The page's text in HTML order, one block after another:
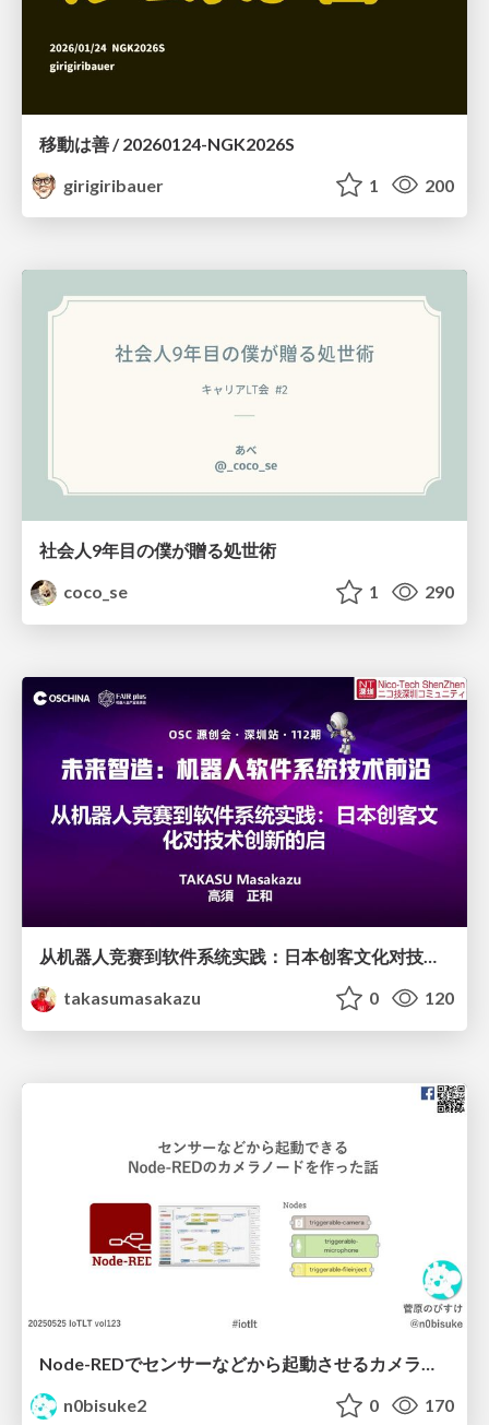
移動は善 / 20260124-NGK2026S
girigiribauer
1 200
社会人9年目の僕が贈る処世術
coco_se
1 290
从机器人竞赛到软件系统实践：日本创客文化对技术创新的启
takasumasakazu
0 120
n0bisuke2
0 170